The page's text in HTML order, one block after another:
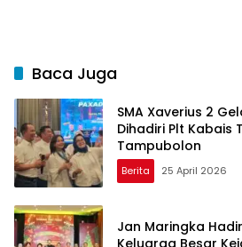
Baca Juga
SMA Xaverius 2
Dihadiri Plt Kabais
Tampubolon
Berita 25 April 2026
Jan Maringka